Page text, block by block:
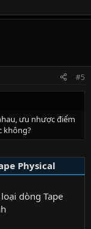
#5
ưu nhược điểm
không?
Physical
dòng Tape